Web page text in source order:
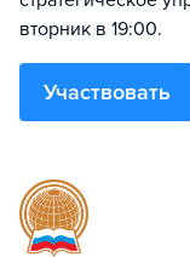
вторник в 19:00.
Участвовать